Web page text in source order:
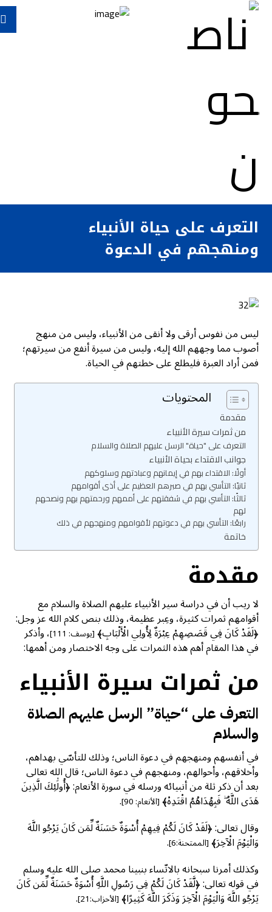
التعرف على حياة الأنبياء
ومنهجهم في الدعوة
ليس من نفوس أرقى ولا أنقى من الأنبياء، وليس من منهج
أصوب مما وجههم الله إليه، وليس من سيرة أنفع من سيرتهم؛
فمن أراد العبرة فليطلع على خطتهم في الحياة.
المحتويات
مقدمة
من ثمرات سيرة الأنبياء
التعرف على "حياة" الرسل عليهم الصلاة والسلام
جوانب الاقتداء بحياة الأنبياء
أولًا: الاقتداء بهم في إيمانهم وعبادتهم وسلوكهم
ثانيًا: التأسي بهم في صبرهم العظيم على أذى أقوامهم
ثالثًا: التأسي بهم في شفقتهم على أممهم ورحمتهم بهم ونصحهم
لهم
رابعًا: التأسي بهم في دعوتهم لأقوامهم ومنهجهم في ذلك
خاتمة
مقدمة
لا ريب أن في دراسة سير الأنبياء عليهم الصلاة والسلام مع
أقوامهم ثمرات كثيرة، وعِبر عظيمة، وذلك بنص كلام الله عز وجل:
﴿لَقَدْ كَانَ فِي قَصَصِهِمْ عِبْرَةٌ لِأُولِي الْأَلْبَابِ﴾[يوسف: 111] ، وأذكر
في هذا المقام أهم هذه الثمرات على وجه الاختصار ومن أهمها:
من ثمرات سيرة الأنبياء
التعرف على “حياة” الرسل عليهم الصلاة
والسلام
في أنفسهم ومنهجهم في دعوة الناس؛ وذلك للتأسّي بهداهم،
وأخلاقهم، وأحوالهم، ومنهجهم في دعوة الناس؛ قال الله تعالى
بعد أن ذكر ثلة من أنبيائه ورسله في سورة الأنعام: ﴿أُولَٰئِكَ الَّذِينَ
هَدَى اللَّهُ ۖ فَبِهُدَاهُمُ اقْتَدِهْ﴾[الأنعام: 90]
.
وقال تعالى: ﴿لَقَدْ كَانَ لَكُمْ فِيهِمْ أُسْوَةٌ حَسَنَةٌ لِّمَن كَانَ يَرْجُو اللَّهَ
وَالْيَوْمَ الْآخِرَ﴾[الممتحنة:6] .
وكذلك أمرنا سبحانه بالاتّساء بنبينا محمد صلى الله عليه وسلم
في قوله تعالى: ﴿لَّقَدْ كَانَ لَكُمْ فِي رَسُولِ اللَّهِ أُسْوَةٌ حَسَنَةٌ لِّمَن كَانَ
يَرْجُو اللَّهَ وَالْيَوْمَ الْآخِرَ وَذَكَرَ اللَّهَ كَثِيرًا﴾[الأحزاب:21] .